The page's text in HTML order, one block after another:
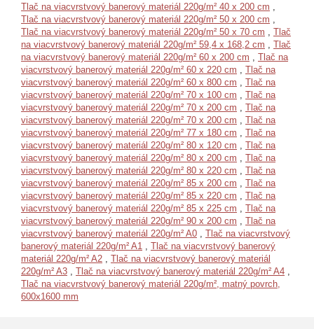
Tlač na viacvrstvový banerový materiál 220g/m² 40 x 200 cm
Tlač na viacvrstvový banerový materiál 220g/m² 50 x 200 cm
Tlač na viacvrstvový banerový materiál 220g/m² 50 x 70 cm
Tlač
na viacvrstvový banerový materiál 220g/m² 59,4 x 168,2 cm
Tlač
na viacvrstvový banerový materiál 220g/m² 60 x 200 cm
Tlač na
viacvrstvový banerový materiál 220g/m² 60 x 220 cm
Tlač na
viacvrstvový banerový materiál 220g/m² 60 x 800 cm
Tlač na
viacvrstvový banerový materiál 220g/m² 70 x 100 cm
Tlač na
viacvrstvový banerový materiál 220g/m² 70 x 200 cm
Tlač na
viacvrstvový banerový materiál 220g/m² 70 x 200 cm
Tlač na
viacvrstvový banerový materiál 220g/m² 77 x 180 cm
Tlač na
viacvrstvový banerový materiál 220g/m² 80 x 120 cm
Tlač na
viacvrstvový banerový materiál 220g/m² 80 x 200 cm
Tlač na
viacvrstvový banerový materiál 220g/m² 80 x 220 cm
Tlač na
viacvrstvový banerový materiál 220g/m² 85 x 200 cm
Tlač na
viacvrstvový banerový materiál 220g/m² 85 x 220 cm
Tlač na
viacvrstvový banerový materiál 220g/m² 85 x 225 cm
Tlač na
viacvrstvový banerový materiál 220g/m² 90 x 200 cm
Tlač na
viacvrstvový banerový materiál 220g/m² A0
Tlač na viacvrstvový
banerový materiál 220g/m² A1
Tlač na viacvrstvový banerový
materiál 220g/m² A2
Tlač na viacvrstvový banerový materiál
220g/m² A3
Tlač na viacvrstvový banerový materiál 220g/m² A4
Tlač na viacvrstvový banerový materiál 220g/m², matný povrch,
600x1600 mm